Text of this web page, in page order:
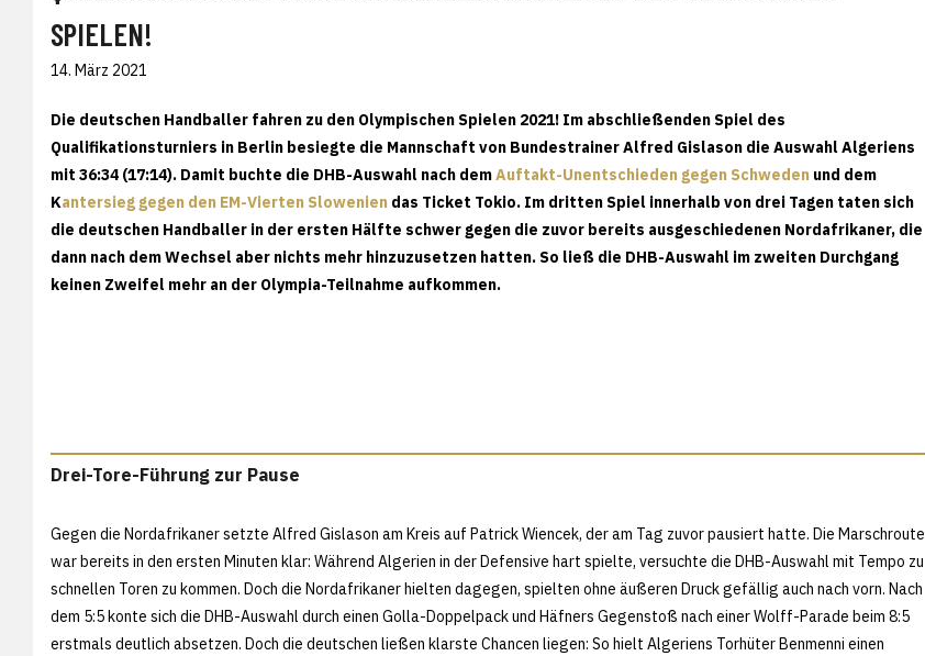
SPIELEN!
14. März 2021
Die deutschen Handballer fahren zu den Olympischen Spielen 2021! Im abschließenden Spiel des
Qualifikationsturniers in Berlin besiegte die Mannschaft von Bundestrainer Alfred Gislason die Auswahl Algeriens
mit 36:34 (17:14). Damit buchte die DHB-Auswahl nach demAuftakt-Unentschieden gegen Schweden und dem
Kantersieg gegen den EM-Vierten Slowenien das Ticket Tokio. Im dritten Spiel innerhalb von drei Tagen taten sich
die deutschen Handballer in der ersten Hälfte schwer gegen die zuvor bereits ausgeschiedenen Nordafrikaner, die
dann nach dem Wechsel aber nichts mehr hinzuzusetzen hatten. So ließ die DHB-Auswahl im zweiten Durchgang
keinen Zweifel mehr an der Olympia-Teilnahme aufkommen.
Drei-Tore-Führung zur Pause
Gegen die Nordafrikaner setzte Alfred Gislason am Kreis auf Patrick Wiencek, der am Tag zuvor pausiert hatte. Die Marschroute
war bereits in den ersten Minuten klar: Während Algerien in der Defensive hart spielte, versuchte die DHB-Auswahl mit Tempo zu
schnellen Toren zu kommen. Doch die Nordafrikaner hielten dagegen, spielten ohne äußeren Druck gefällig auch nach vorn. Nach
dem 5:5 konte sich die DHB-Auswahl durch einen Golla-Doppelpack und Häfners Gegenstoß nach einer Wolff-Parade beim 8:5
erstmals deutlich absetzen. Doch die deutschen ließen klarste Chancen liegen: So hielt Algeriens Torhüter Benmenni einen